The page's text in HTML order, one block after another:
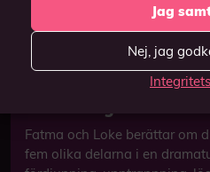
Jag
Nej, jag
Fatma och Loke berättar om
fem olika delarna i en